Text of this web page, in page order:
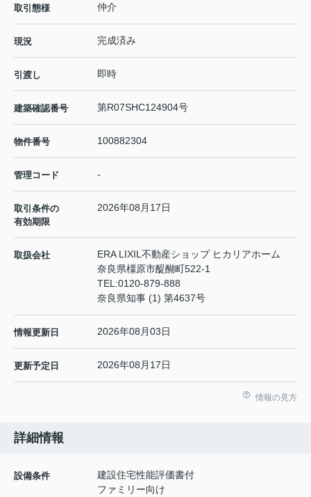
取引態様 仲介
現況 完成済み
引渡し 即時
建築確認番号 第R07SHC124904号
物件番号 100882304
管理コード -
取引条件の
有効期限
2026年08月17日
取扱会社
ERA LIXIL不動産ショップ ヒカリアホーム
奈良県橿原市醍醐町522-1
TEL:0120-879-888
奈良県知事 (1) 第4637号
情報更新日 2026年08月03日
更新予定日 2026年08月17日
情報の見方
詳細情報
設備条件
建設住宅性能評価書付
ファミリー向け